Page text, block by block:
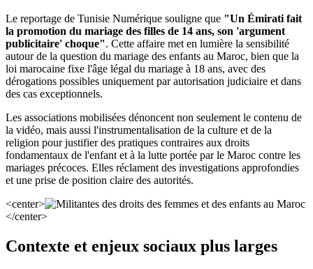
Le reportage de Tunisie Numérique souligne que "Un Émirati fait
la promotion du mariage des filles de 14 ans, son 'argument
publicitaire' choque". Cette affaire met en lumière la sensibilité
autour de la question du mariage des enfants au Maroc, bien que la
loi marocaine fixe l'âge légal du mariage à 18 ans, avec des
dérogations possibles uniquement par autorisation judiciaire et dans
des cas exceptionnels.
Les associations mobilisées dénoncent non seulement le contenu de
la vidéo, mais aussi l'instrumentalisation de la culture et de la
religion pour justifier des pratiques contraires aux droits
fondamentaux de l'enfant et à la lutte portée par le Maroc contre les
mariages précoces. Elles réclament des investigations approfondies
et une prise de position claire des autorités.
<center>
</center>
Contexte et enjeux sociaux plus larges